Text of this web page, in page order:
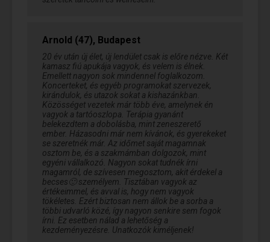
Arnold (47), Budapest
20 év után új élet, új lendület csak is előre nézve. Két
kamasz fiú apukája vagyok, és velem is élnek.
Emellett nagyon sok mindennel foglalkozom.
Koncerteket, és egyéb programokat szervezek,
kirándulok, és utazok sokat a kishazánkban.
Közösséget vezetek már több éve, amelynek én
vagyok a tartóoszlopa. Terápia gyanánt
belekezdtem a dobolásba, mint zeneszerető
ember. Házasodni már nem kívánok, és gyerekeket
se szeretnék már. Az időmet saját magamnak
osztom be, és a szakmámban dolgozok, mint
egyéni vállalkozó. Nagyon sokat tudnék írni
magamról, de szívesen megosztom, akit érdekel a
becses🙂 személyem. Tisztában vagyok az
értékeimmel, és avval is, hogy nem vagyok
tökéletes. Ezért biztosan nem állok be a sorba a
többi udvarló közé, így nagyon senkire sem fogok
írni. Ez esetben nálad a lehetőség a
kezdeményezésre. Unatkozók kiméljenek!